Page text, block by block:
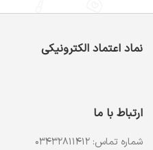
نماد اعتماد الکترونیکی
ارتباط با ما
شماره تماس: 03432811412